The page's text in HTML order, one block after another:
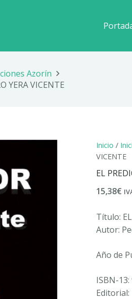
Azorín
YERA VICENTE
Inicio /
VICENTE
EL
15,38€
Título:
Autor:
Año de
ISBN-
Editorial: